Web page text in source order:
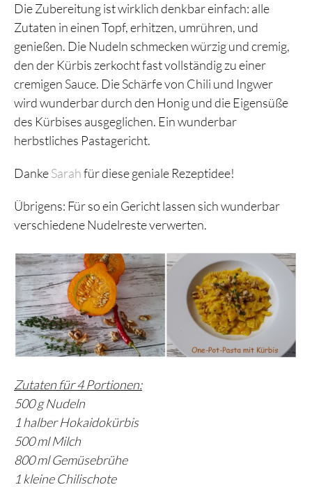
Die Zubereitung ist wirklich denkbar einfach: alle
Zutaten in einen Topf, erhitzen, umrühren, und
genießen. Die Nudeln schmecken würzig und cremig,
den der Kürbis zerkocht fast vollständig zu einer
cremigen Sauce. Die Schärfe von Chili und Ingwer
wird wunderbar durch den Honig und die Eigensüße
des Kürbises ausgeglichen. Ein wunderbar
herbstliches Pastagericht.
DankeSarahfür diese geniale Rezeptidee!
Übrigens: Für so ein Gericht lassen sich wunderbar
verschiedene Nudelreste verwerten.
Zutaten für 4 Portionen:
500 g Nudeln
1 halber Hokaidokürbis
500 ml Milch
800 ml Gemüsebrühe
1 kleine Chilischote